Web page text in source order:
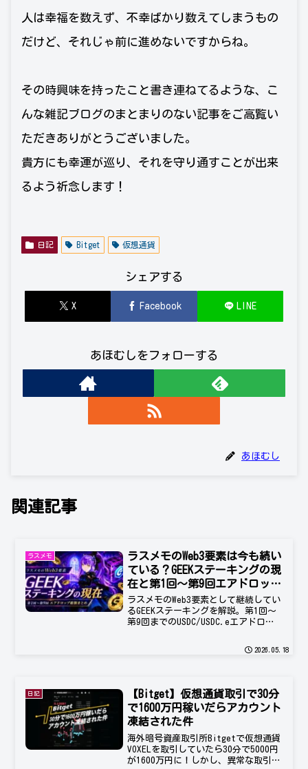
人は幸福を数えず、不幸ばかり数えてしまうもの
だけど、それじゃ前に進めないですからね。
その時興味を持ったこと書き連ねてるような、こ
んな雑記ブログのまとまりのない記事をご高覧い
ただきありがとうございました。
貴方にも幸運が巡り、それを守り通すことが出来
るよう祈念します！
日記 Bitget 仮想通貨
シェアする
X Facebook LINE
あほむしをフォローする
あほむし
関連記事
ラスメモ
ラスメモのWeb3要素は今も続い
ている？GEEKステーキングの現
在と第1回〜第9回エアドロップ
総額まとめ
ラスメモのWeb3要素として継続してい
るGEEKステーキングを解説。第1回〜
第9回までのUSDC/USDC.eエアドロッ
2026.05.18
日記
【Bitget】仮想通貨取引で30分
で1600万円稼いだらアカウント
凍結された件
海外暗号資産取引所Bitgetで仮想通貨
VOXELを取引していたら30分で5000円
が1600万円に！しかし、異常な取引が